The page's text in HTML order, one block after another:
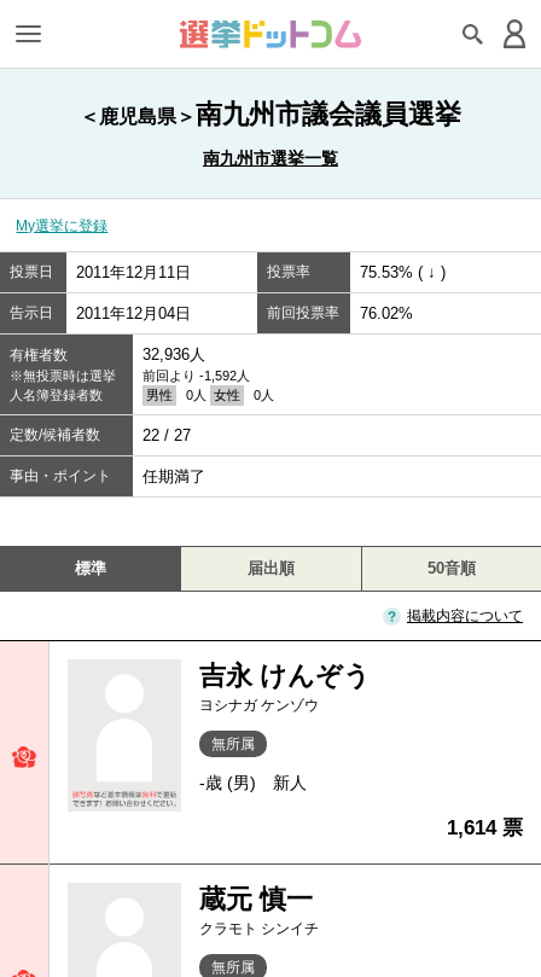
＜鹿児島県＞南九州市議会議員選挙
南九州市選挙一覧
My選挙に登録
投票日 2011年12月11日 投票率 75.53% ( ↓ )
告示日 2011年12月04日 前回投票率 76.02%
有権者数
※無投票時は選挙
人名簿登録者数
32,936人
前回より -1,592人
男性
0人 女性 0人
定数/候補者数 22 / 27
事由・ポイント 任期満了
標準 届出順 50音順
掲載内容について
吉永 けんぞう
ヨシナガ ケンゾウ
無所属
-歳 (男) 新人
1,614 票
蔵元 慎一
クラモト シンイチ
無所属